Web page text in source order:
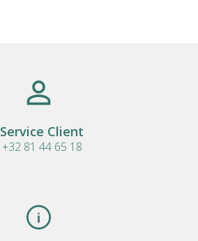
Service Client
+32 81 44 65 18